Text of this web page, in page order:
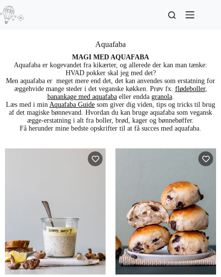
Aquafaba
MAGI MED AQUAFABA
Aquafaba er kogevandet fra kikærter, og allerede der kan man tænke:
HVAD pokker skal jeg med det?
Men aquafaba er meget mere end det, det kan anvendes som erstatning for
æggehvide mange steder i det veganske køkken. Prøv fx. flødeboller,
banankage med aquafabaeller endda granola.
Læs med i min Aquafaba Guide som giver dig viden, tips og tricks til brug
af det magiske bønnevand. Hvordan du kan bruge aquafaba som vegansk
ægge-erstatning i alt fra boller, brød, kager og bønnebøffer.
Få herunder mine bedste opskrifter til at få succes med aquafaba.